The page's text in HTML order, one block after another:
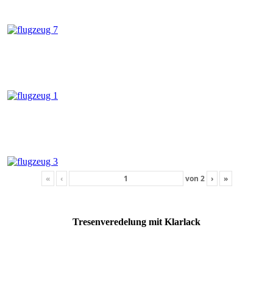
« ‹ von 2 › »
Tresenveredelung mit Klarlack